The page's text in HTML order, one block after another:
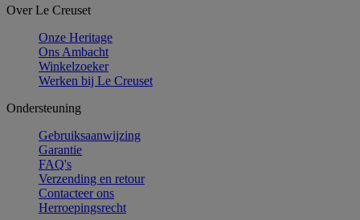
Over Le Creuset
Onze Heritage
Ons Ambacht
Winkelzoeker
Werken bij Le Creuset
Ondersteuning
Gebruiksaanwijzing
Garantie
FAQ's
Verzending en retour
Contacteer ons
Herroepingsrecht